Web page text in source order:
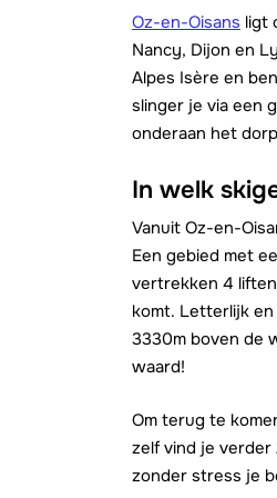
Oz-en-Oisans ligt
Nancy, Dijon en
Alpes Isère en
slinger je via een
onderaan het
In welk
Vanuit Oz-en-
Een gebied met
vertrekken 4
komt. Letterlijk
3330m boven de
waard!
Om terug te
zelf vind je verder
zonder stress je